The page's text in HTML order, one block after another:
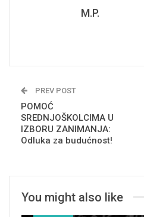
M.P.
PREV POST
POMOĆ
SREDNJOŠKOLCIMA U
IZBORU ZANIMANJA:
Odluka za budućnost!
You might also like